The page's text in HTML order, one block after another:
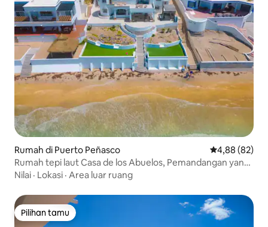
Rumah di Puerto Peñasco Nilai rata-rata
4,88 (82)
Rumah tepi laut Casa de los Abuelos, Pemandangan yang
luar biasa!
Nilai · Lokasi · Area luar ruang
Pilihan tamu
Pilihan tamu